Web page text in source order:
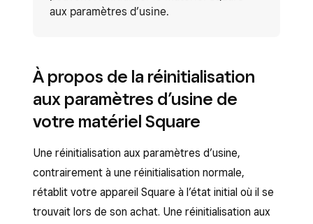
aux paramètres d’usine.
À propos de la réinitialisation
aux paramètres d’usine de
votre matériel Square
Une réinitialisation aux paramètres d’usine,
contrairement à une réinitialisation normale,
rétablit votre appareil Square à l’état initial où il se
trouvait lors de son achat. Une réinitialisation aux